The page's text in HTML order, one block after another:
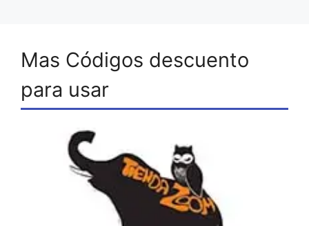
Mas Códigos descuento
para usar